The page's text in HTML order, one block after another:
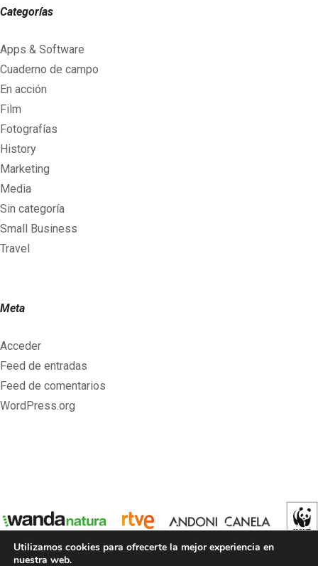
Categorías
Apps & Software
Cuaderno de campo
En acción
Film
Fotografías
History
Marketing
Media
Sin categoría
Small Business
Travel
Meta
Acceder
Feed de entradas
Feed de comentarios
WordPress.org
Utilizamos cookies para ofrecerte la mejor experiencia en
nuestra web.